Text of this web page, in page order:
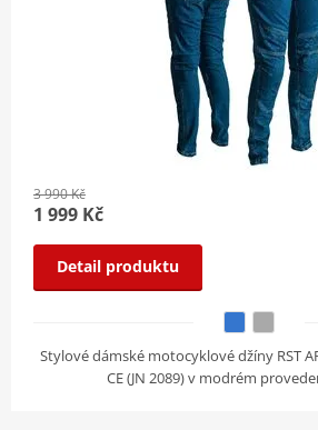
3 990 Kč
1 999 Kč
Detail produktu
Stylové dámské motocyklové džíny RST
CE (JN 2089) v modrém